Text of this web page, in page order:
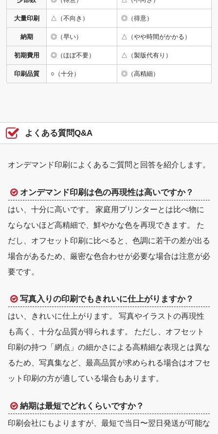
大量印刷 △（不向き） ◎（得意）
納期 ◎（早い） △（やや時間がかかる）
初期費用 ◎（ほぼ不要） △（製版代有り）
印刷品質 ○（十分） ◎（高精細）
よくある質問Q&A
オンデマンド印刷によくあるご質問と回答を紹介します。
オンデマンド印刷は色の再現性は高いですか？
はい、十分に高いです。 家庭用プリンターとは比べ物に
ならないほど高精細で、鮮やかな色を再現できます。 た
だし、オフセット印刷に比べると、色調に若干の差が出る
場合があるため、厳密な色合わせが必要な場合は注意が必
要です。
写真入りの印刷でもきれいに仕上がりますか？
はい、きれいに仕上がります。 写真やイラストの再現性
も高く、十分な品質が得られます。 ただし、オフセット
印刷の持つ「網点」の細かさによる高精細な表現とは異な
るため、写真集など、最高品質が求められる場合はオフセ
ット印刷の方が適している場合もあります。
納期は最短でどれくらいですか？
印刷会社にもよりますが、最短で当日〜翌日発送が可能な